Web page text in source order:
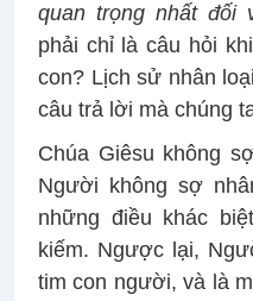
quan trọng nhất đối
phải chỉ là câu hỏi
con? Lịch sử nhân
câu trả lời mà chúng
Chúa Giêsu không
Người không sợ
những điều khác
kiếm. Ngược lại,
tim con người, và là